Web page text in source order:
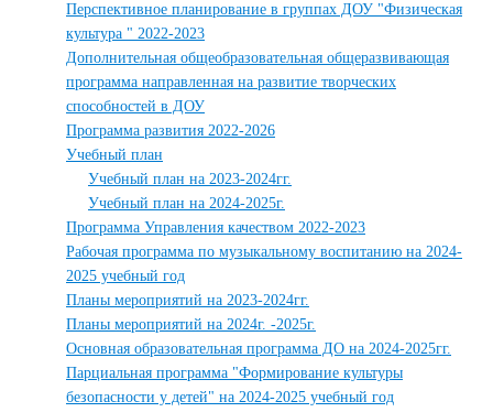
Перспективное планирование в группах ДОУ "Физическая
культура " 2022-2023
Дополнительная общеобразовательная общеразвивающая
программа направленная на развитие творческих
способностей в ДОУ
Программа развития 2022-2026
Учебный план
Учебный план на 2023-2024гг.
Учебный план на 2024-2025г.
Программа Управления качеством 2022-2023
Рабочая программа по музыкальному воспитанию на 2024-
2025 учебный год
Планы мероприятий на 2023-2024гг.
Планы мероприятий на 2024г. -2025г.
Основная образовательная программа ДО на 2024-2025гг.
Парциальная программа "Формирование культуры
безопасности у детей" на 2024-2025 учебный год